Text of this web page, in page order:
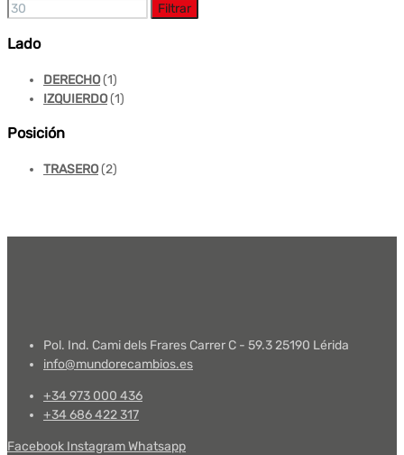
Filtrar
Lado
DERECHO(1)
IZQUIERDO(1)
Posición
TRASERO(2)
Pol. Ind. Cami dels Frares Carrer C - 59.3 25190 Lérida
info@mundorecambios.es
+34 973 000 436
+34 686 422 317
Facebook InstagramWhatsapp